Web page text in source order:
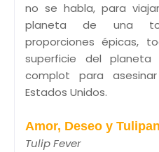
no se habla, para
planeta de una
proporciones épicas,
superficie del
complot para
Estados Unidos.
Amor, Deseo y
Tulip Fever